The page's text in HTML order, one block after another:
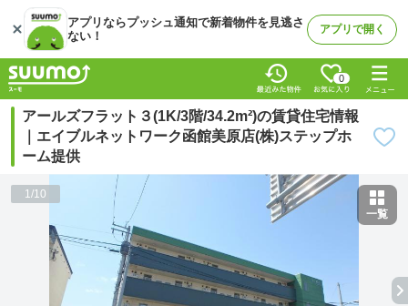
アプリならプッシュ通知で新着物件を見逃さ
ない！
アプリで開く
0
アールズフラット３(1K/3階/34.2m²)の賃貸住宅情報
｜エイブルネットワーク函館美原店(株)ステップホ
ーム提供
1/10
一覧